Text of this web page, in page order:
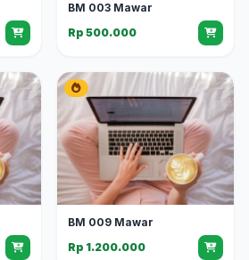
BM 003 Mawar
Rp 500.000
BM 009 Mawar
Rp 1.200.000